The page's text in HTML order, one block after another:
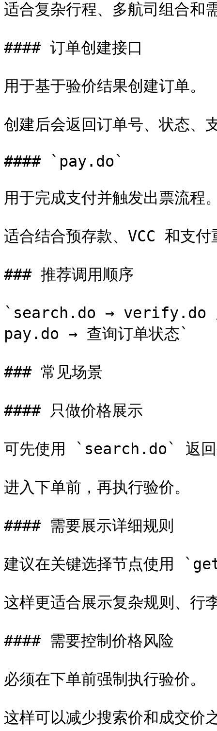
适合复杂行程、多航司组合和
#### 订单创建接口
用于基于验价结果创建订单。
创建后会返回订单号、状态、
#### `pay.do`
用于完成支付并触发出票流程
适合结合预存款、VCC 和支付
### 推荐调用顺序
`search.do → verify.do
pay.do → 查询订单状态`
### 常见场景
#### 只做价格展示
可先使用 `search.do` 返回
进入下单前，再执行验价。
#### 需要展示详细规则
建议在关键选择节点使用
这样更适合展示复杂规则、行
#### 需要控制价格风险
必须在下单前强制执行验价。
这样可以减少搜索价和成交价